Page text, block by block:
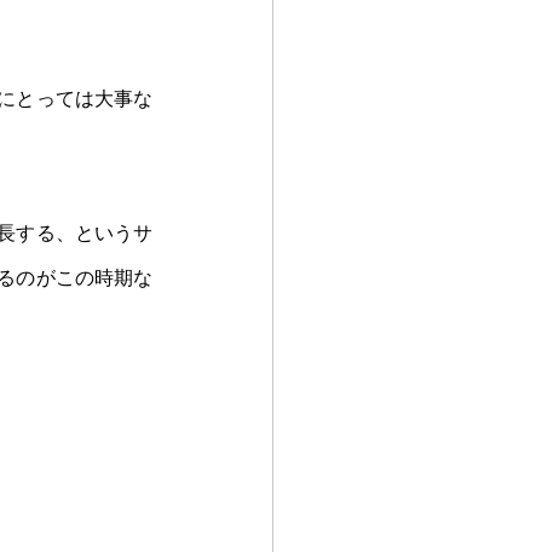
とっては大事な
する、というサ
のがこの時期な